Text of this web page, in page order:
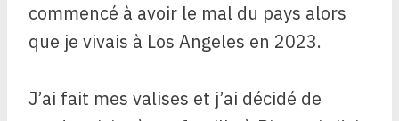
commencé à avoir le mal du pays alors
que je vivais à Los Angeles en 2023.
J’ai fait mes valises et j’ai décidé de